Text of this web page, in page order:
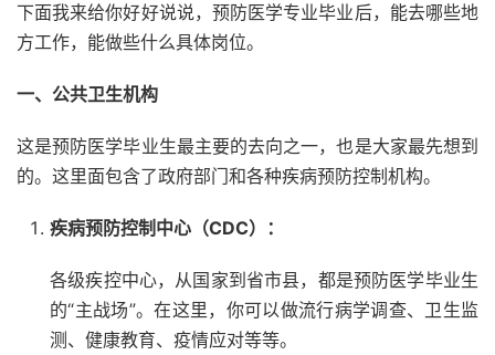
下面我来给你好好说说，预防医学专业毕业后，能去哪些地
方工作，能做些什么具体岗位。
一、公共卫生机构
这是预防医学毕业生最主要的去向之一，也是大家最先想到
的。这里面包含了政府部门和各种疾病预防控制机构。
疾病预防控制中心（CDC）：
各级疾控中心，从国家到省市县，都是预防医学毕业生
的“主战场”。在这里，你可以做流行病学调查、卫生监
测、健康教育、疫情应对等等。